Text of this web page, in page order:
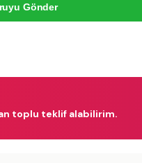
Gönder
toplu teklif alabilirim.